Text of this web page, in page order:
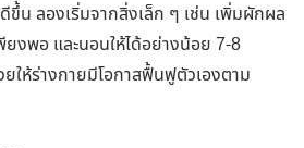
ขึ้น ลองเริ่มจากสิ่งเล็ก ๆ เช่น เพิ่มผักผล
ยงพอ และนอนให้ได้อย่างน้อย 7-8
ให้ร่างกายมีโอกาสฟื้นฟูตัวเองตาม